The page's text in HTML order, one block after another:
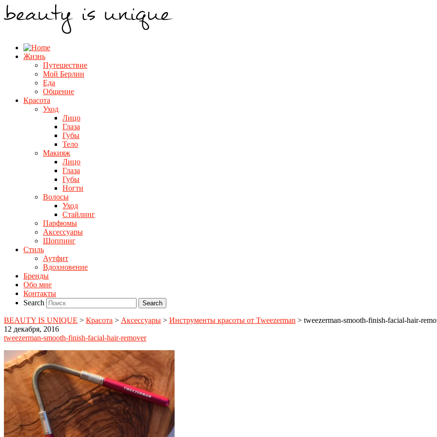
Жизнь
Путешествие
Мой Берлин
Еда
Общение
Красота
Уход
Лицо
Глаза
Губы
Тело
Макияж
Лицо
Глаза
Губы
Ногти
Волосы
Уход
Стайлинг
Парфюмы
Аксессуары
Шоппинг
Стиль
Аутфит
Вдохновение
Бренды
Обо мне
Контакты
Search
BEAUTY IS UNIQUE > Красота > Аксессуары > Инструменты красоты от Tweezerman > tweezerman-smooth-finish-facial-hair-
12 декабря, 2016
tweezerman-smooth-finish-facial-hair-remover